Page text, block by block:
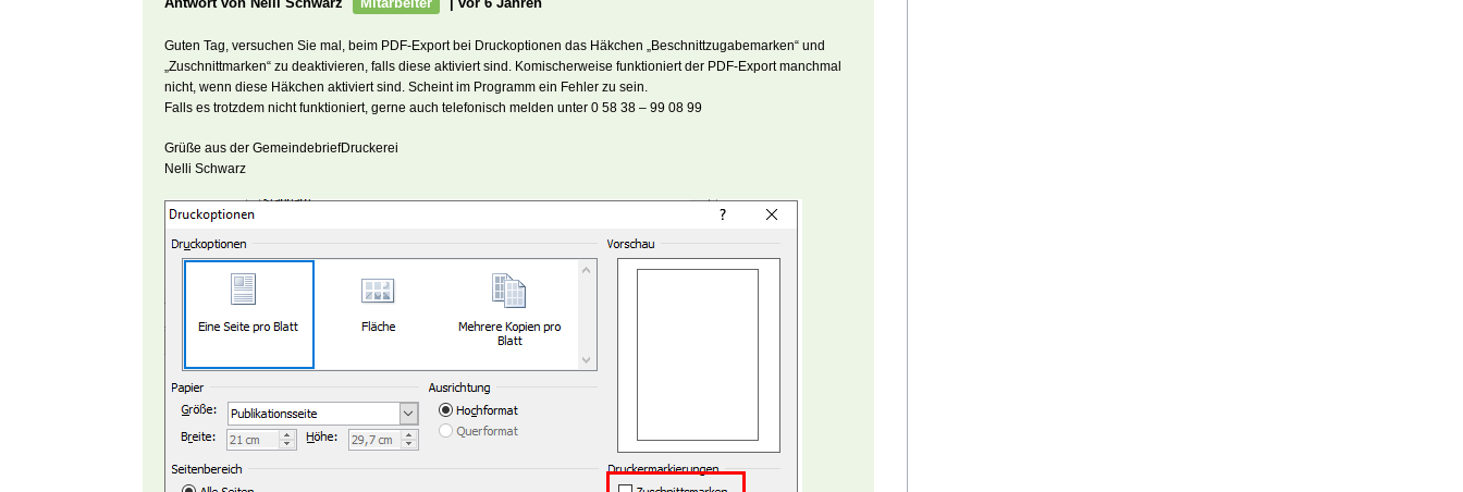
Guten Tag, versuchen Sie mal, beim PDF-Export bei Druckoptionen das Häkchen „Beschnittzugabemarken“ und
„Zuschnittmarken“ zu deaktivieren, falls diese aktiviert sind. Komischerweise funktioniert der PDF-Export manchmal
nicht, wenn diese Häkchen aktiviert sind. Scheint im Programm ein Fehler zu sein.
Falls es trotzdem nicht funktioniert, gerne auch telefonisch melden unter 0 58 38 – 99 08 99
Grüße aus der GemeindebriefDruckerei
Nelli Schwarz